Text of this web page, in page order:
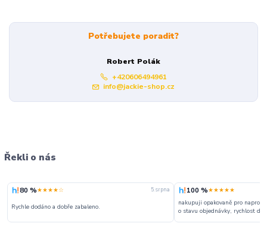
Potřebujete poradit?
Robert Polák
+420606494961
info@jackie-shop.cz
Řekli o nás
80 %★★★★☆ 5. srpna
Rychle dodáno a dobře zabaleno.
100 %★★★★★
nakupuji opakovaně pro
o stavu objednávky, rychlost